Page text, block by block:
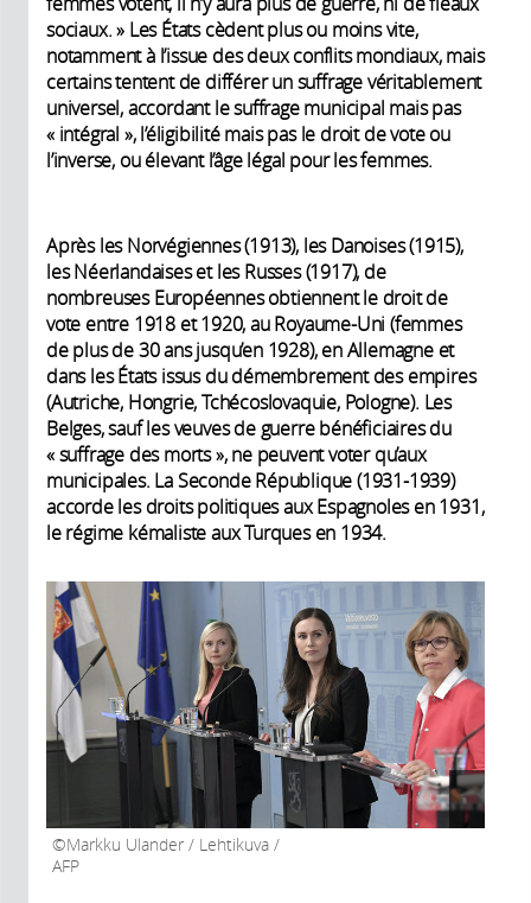
sociaux. » Les États cèdent plus ou moins vite,
notamment à l’issue des deux conflits mondiaux, mais
certains tentent de différer un suffrage véritablement
universel, accordant le suffrage municipal mais pas
« intégral », l’éligibilité mais pas le droit de vote ou
l’inverse, ou élevant l’âge légal pour les femmes.
Après les Norvégiennes (1913), les Danoises (1915),
les Néerlandaises et les Russes (1917), de
nombreuses Européennes obtiennent le droit de
vote entre 1918 et 1920, au Royaume-Uni (femmes
de plus de 30 ans jusqu’en 1928), en Allemagne et
dans les États issus du démembrement des empires
(Autriche, Hongrie, Tchécoslovaquie, Pologne). Les
Belges, sauf les veuves de guerre bénéficiaires du
« suffrage des morts », ne peuvent voter qu’aux
municipales. La Seconde République (1931-1939)
accorde les droits politiques aux Espagnoles en 1931,
le régime kémaliste aux Turques en 1934.
Markku Ulander / Lehtikuva /
AFP